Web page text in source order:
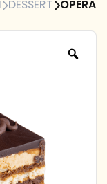
DESSERT OPÉRA